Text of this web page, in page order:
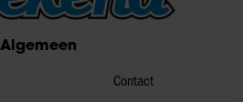
Algemeen
Contact